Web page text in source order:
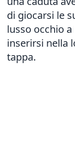
di giocarsi le
lusso occhio
inserirsi nella
tappa.